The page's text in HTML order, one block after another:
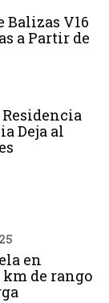
Balizas V16
a Partir de
Deja al
en
de rango